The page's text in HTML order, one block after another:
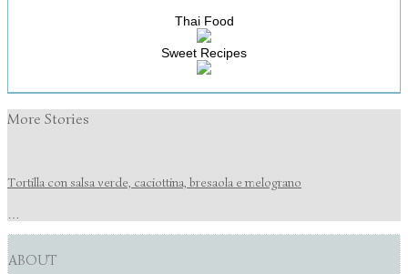
Thai Food
Sweet Recipes
More Stories
Tortilla con salsa verde, caciottina, bresaola e melograno
ABOUT